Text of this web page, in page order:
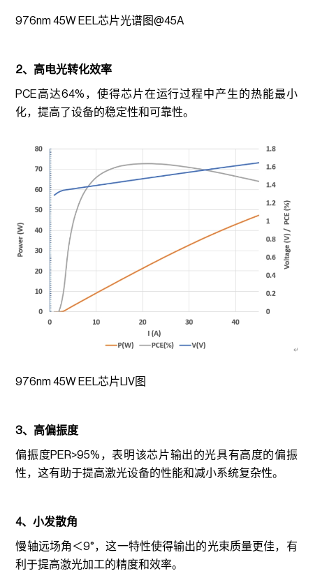
976nm 45W EEL芯片光谱图@45A
2、高电光转化效率
PCE高达64%，使得芯片在运行过程中产生的热能最小
化，提高了设备的稳定性和可靠性。
976nm 45W EEL芯片LIV图
3、高偏振度
偏振度PER>95%，表明该芯片输出的光具有高度的偏振
性，这有助于提高激光设备的性能和减小系统复杂性。
4、小发散角
慢轴远场角＜9°，这一特性使得输出的光束质量更佳，有
利于提高激光加工的精度和效率。